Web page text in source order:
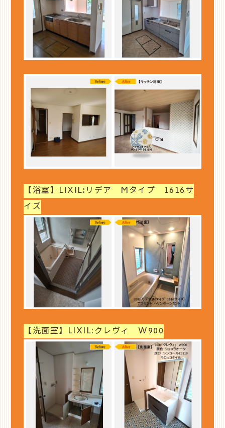
【浴室】LIXIL:リデア Mタイプ 1616サ
イズ
【洗面室】LIXIL:クレヴィ W900